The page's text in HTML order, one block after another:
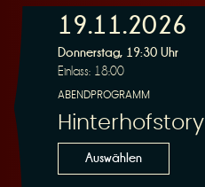
u
19.11.2026
Donnerstag, 19:30 Uhr
Einlass: 18:00
ABENDPROGRAMM
Hinterhofstory
Auswählen